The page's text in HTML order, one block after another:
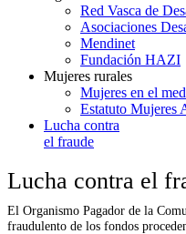
Red Vasca de
Asociaciones
Mendinet
Fundación HAZI
Mujeres rurales
Mujeres en el
Estatuto Mujeres
Lucha contra
el fraude
Lucha contra el
El Organismo Pagador de la
fraudulento de los fondos